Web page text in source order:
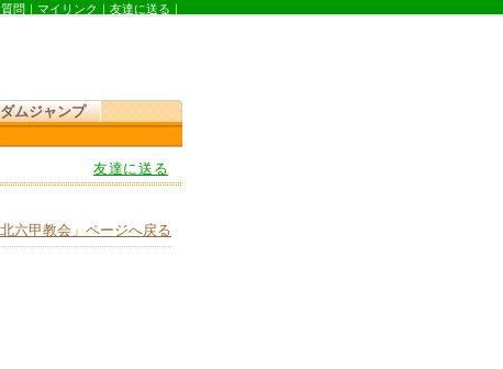
問 ｜ マイリンク ｜ 友達に送る ｜
ムジャンプ
友達に送る
北六甲教会」ページへ戻る